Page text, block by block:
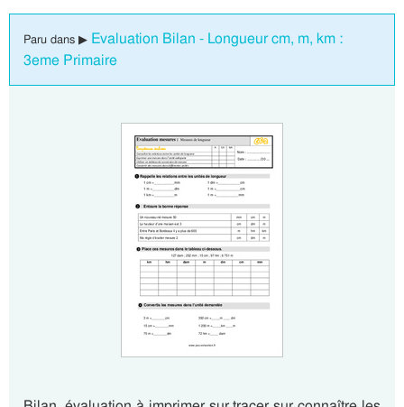
Paru dans ▶ Evaluation Bilan - Longueur cm, m, km :
3eme Primaire